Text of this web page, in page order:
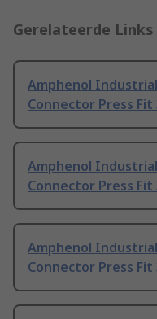
Gerelateerde Links
Amphenol
Connector Press Fit
Amphenol
Connector Press Fit
Amphenol
Connector Press Fit